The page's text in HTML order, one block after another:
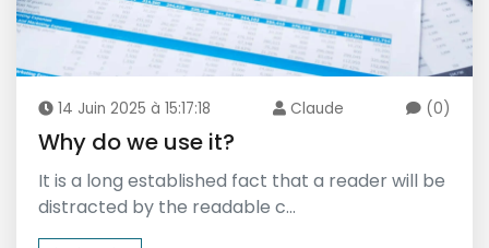
14 Juin 2025 à 15:17:18 Claude (0)
Why do we use it?
It is a long established fact that a reader will be
distracted by the readable c...